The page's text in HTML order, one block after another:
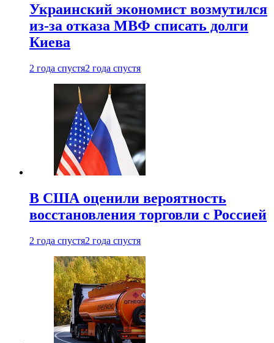
Украинский экономист возмутился
из-за отказа МВФ списать долги
Киева
2 года спустя2 года спустя
В США оценили вероятность
восстановления торговли с Россией
2 года спустя2 года спустя